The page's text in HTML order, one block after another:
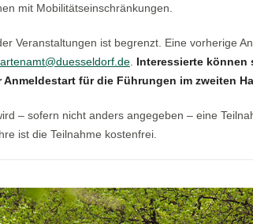
mit Mobilitätseinschränkungen.
Veranstaltungen ist begrenzt. Eine vorherige
Interessierte können
Anmeldestart für die Führungen im zweiten
– sofern nicht anders angegeben – eine
ist die Teilnahme kostenfrei.